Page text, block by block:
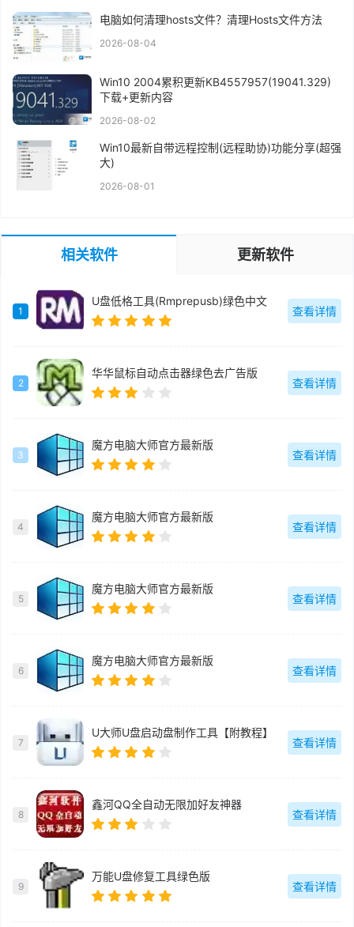
电脑如何清理hosts文件？清理Hosts文件方法
2026-08-04
Win10 2004累积更新KB4557957(19041.329)
下载+更新内容
2026-08-02
Win10最新自带远程控制(远程助协)功能分享(超强
大)
2026-08-01
相关软件 更新软件
1
U盘低格工具(Rmprepusb)绿色中文
查看详情
2
华华鼠标自动点击器绿色去广告版
查看详情
3
魔方电脑大师官方最新版
查看详情
4
魔方电脑大师官方最新版
查看详情
5
魔方电脑大师官方最新版
查看详情
6
魔方电脑大师官方最新版
查看详情
7
U大师U盘启动盘制作工具【附教程】
查看详情
8
鑫河QQ全自动无限加好友神器
查看详情
9
万能U盘修复工具绿色版
查看详情